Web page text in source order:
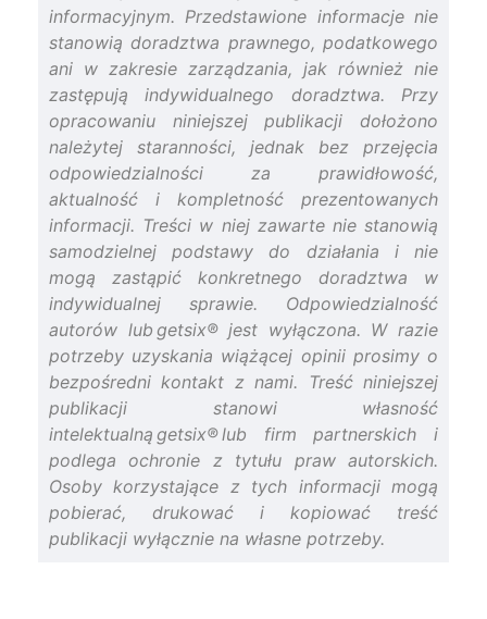
informacyjnym. Przedstawione informacje nie
stanowią doradztwa prawnego, podatkowego
ani w zakresie zarządzania, jak również nie
zastępują indywidualnego doradztwa. Przy
opracowaniu niniejszej publikacji dołożono
należytej staranności, jednak bez przejęcia
odpowiedzialności za prawidłowość,
aktualność i kompletność prezentowanych
informacji. Treści w niej zawarte nie stanowią
samodzielnej podstawy do działania i nie
mogą zastąpić konkretnego doradztwa w
indywidualnej sprawie. Odpowiedzialność
autorów lub getsix® jest wyłączona. W razie
potrzeby uzyskania wiążącej opinii prosimy o
bezpośredni kontakt z nami. Treść niniejszej
publikacji stanowi własność
intelektualną getsix® lub firm partnerskich i
podlega ochronie z tytułu praw autorskich.
Osoby korzystające z tych informacji mogą
pobierać, drukować i kopiować treść
publikacji wyłącznie na własne potrzeby.